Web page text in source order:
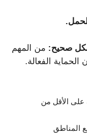
من المهم
الفعالة.
قبل 15 إلى 30 دقيقة على الأقل من
المناطق